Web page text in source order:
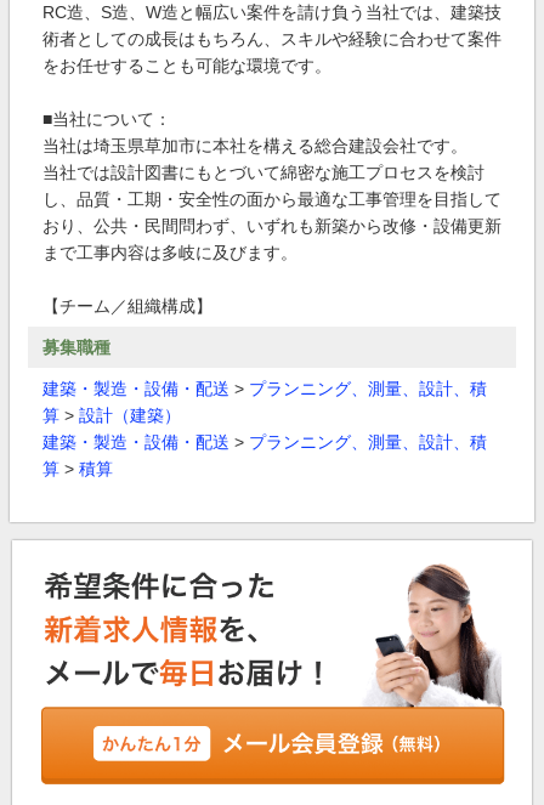
RC造、S造、W造と幅広い案件を請け負う当社では、建築技
術者としての成長はもちろん、スキルや経験に合わせて案件
をお任せすることも可能な環境です。
■当社について：
当社は埼玉県草加市に本社を構える総合建設会社です。
当社では設計図書にもとづいて綿密な施工プロセスを検討
し、品質・工期・安全性の面から最適な工事管理を目指して
おり、公共・民間問わず、いずれも新築から改修・設備更新
まで工事内容は多岐に及びます。
【チーム／組織構成】
募集職種
建築・製造・設備・配送 > プランニング、測量、設計、積
算 > 設計（建築）
建築・製造・設備・配送 > プランニング、測量、設計、積
算 > 積算